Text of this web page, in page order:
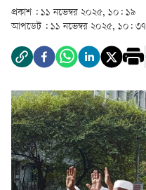
প্রকাশ : ১১ নভেম্বর ২০২৫, ১০: ১৯
আপডেট : ১১ নভেম্বর ২০২৫, ১০: ৩৭